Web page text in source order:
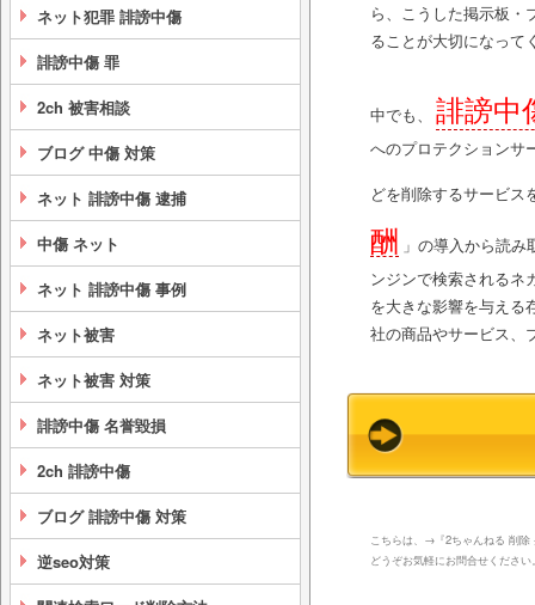
ら、こうした掲示板・
ることが大切になって
中でも、 誹謗中
へのプロテクションサ
どを削除するサービス
酬 」の導入から読
ンジンで検索されるネ
を大きな影響を与える
社の商品やサービス、
こちらは、→『2ちゃんねる 削除
どうぞお気軽にお問合せください
ネット犯罪 誹謗中傷
誹謗中傷 罪
2ch 被害相談
ブログ 中傷 対策
ネット 誹謗中傷 逮捕
中傷 ネット
ネット 誹謗中傷 事例
ネット被害
ネット被害 対策
誹謗中傷 名誉毀損
2ch 誹謗中傷
ブログ 誹謗中傷 対策
逆seo対策